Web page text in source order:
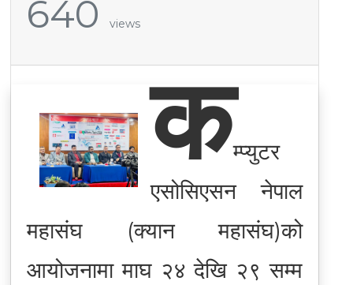
640 views
कम्प्युटर
एसोसिएसन नेपाल
महासंघ (क्यान महासंघ)को
आयोजनामा माघ २४ देखि २९ सम्म